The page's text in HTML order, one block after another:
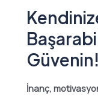
Güvenin!
İnanç,